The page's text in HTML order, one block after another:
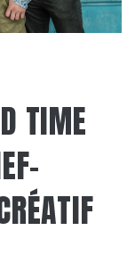
TIME